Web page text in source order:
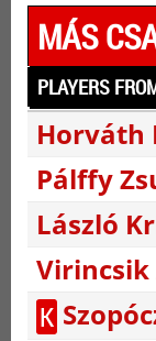
MÁS
PLAYERS
Horváth
Pálffy
László
Virincsik
K